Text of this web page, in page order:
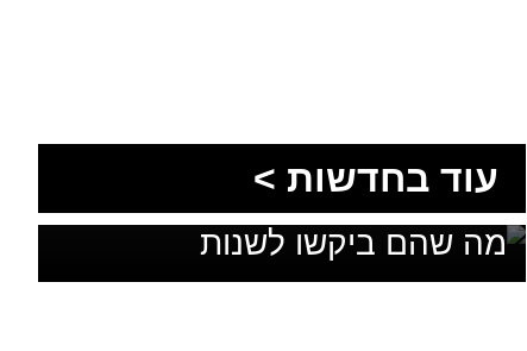
עוד בחדשות >
1,600 מתושבי עומר השתתפו
בגיבוש תוכנית האב לחינוך: זה
מה שהם ביקשו לשנות